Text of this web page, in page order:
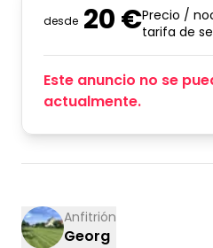
desde 20 €Precio /
tarifa de
Este anuncio no se
actualmente.
Anfitrión
Georg